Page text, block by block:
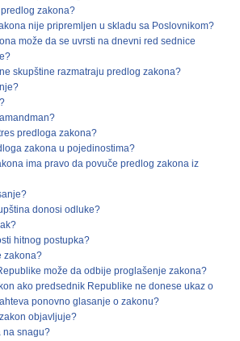
zakona?
nije pripremljen u skladu sa Poslovnikom?
može da se uvrsti na dnevni red sednice
skupštine razmatraju predlog zakona?
predloga zakona?
zakona u pojedinostima?
ima pravo da povuče predlog zakona iz
donosi odluke?
hitnog postupka?
zakona?
može da odbije proglašenje zakona?
ako predsednik Republike ne donese ukaz o
ponovno glasanje o zakonu?
objavljuje?
na snagu?